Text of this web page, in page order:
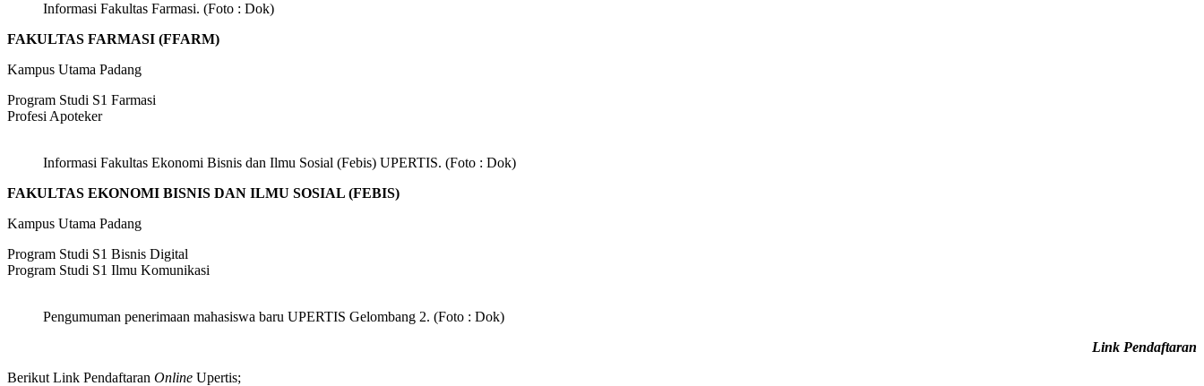
Informasi Fakultas Farmasi. (Foto : Dok)
FAKULTAS FARMASI (FFARM)
Kampus Utama Padang
Program Studi S1 Farmasi
Profesi Apoteker
Informasi Fakultas Ekonomi Bisnis dan Ilmu Sosial (Febis) UPERTIS. (Foto : Dok)
FAKULTAS EKONOMI BISNIS DAN ILMU SOSIAL (FEBIS)
Kampus Utama Padang
Program Studi S1 Bisnis Digital
Program Studi S1 Ilmu Komunikasi
Pengumuman penerimaan mahasiswa baru UPERTIS Gelombang 2. (Foto : Dok)
Link Pendaftaran
Berikut Link Pendaftaran Online Upertis;